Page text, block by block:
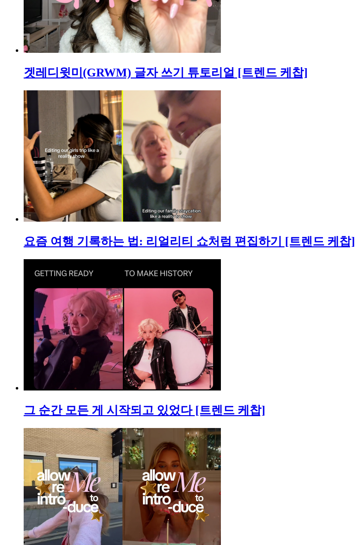
겟레디윗미(GRWM) 글자 쓰기 튜토리얼 [트렌드 케찹]
요즘 여행 기록하는 법: 리얼리티 쇼처럼 편집하기 [트렌드 케찹]
그 순간 모든 게 시작되고 있었다 [트렌드 케찹]